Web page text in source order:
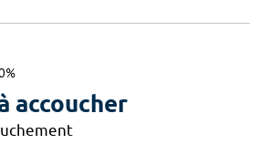
accoucher